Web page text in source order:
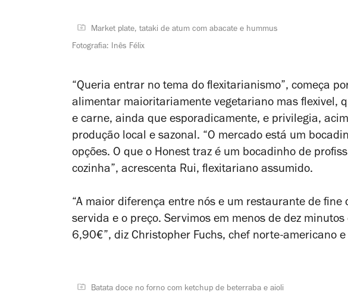
Market plate, tataki de atum com abacate e hummus
Fotografia: Inês Félix
“Queria entrar no tema do flexitarianismo”, começa
alimentar maioritariamente vegetariano mas flexivel,
e carne, ainda que esporadicamente, e privilegia,
produção local e sazonal. “O mercado está um
opções. O que o Honest traz é um bocadinho de
cozinha”, acrescenta Rui, flexitariano assumido.
“A maior diferença entre nós e um restaurante de fine
servida e o preço. Servimos em menos de dez
6,90€”, diz Christopher Fuchs, chef norte-americano e
Batata doce no forno com ketchup de beterraba e aioli